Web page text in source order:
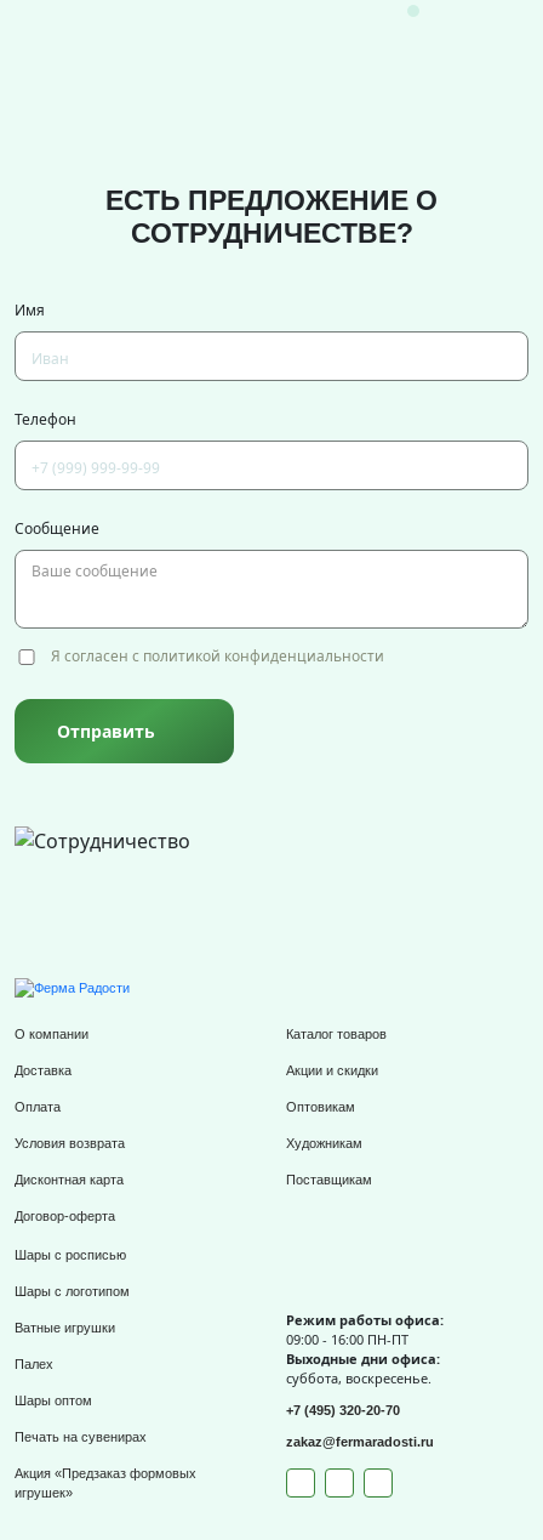
ЕСТЬ ПРЕДЛОЖЕНИЕ О
СОТРУДНИЧЕСТВЕ?
Имя
Телефон
Сообщение
Я согласен с политикой конфиденциальности
Отправить
О компании
Доставка
Оплата
Условия возврата
Дисконтная карта
Договор-оферта
Каталог товаров
Акции и скидки
Оптовикам
Художникам
Поставщикам
Шары с росписью
Шары с логотипом
Ватные игрушки
Палех
Шары оптом
Печать на сувенирах
Акция «Предзаказ формовых
игрушек»
Режим работы офиса:
09:00 - 16:00 ПН-ПТ
Выходные дни офиса:
суббота, воскресенье.
+7 (495) 320-20-70
zakaz@fermaradosti.ru